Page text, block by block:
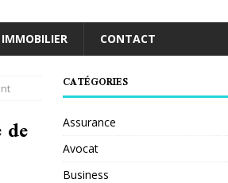
IMMOBILIER CONTACT
CATÉGORIES
Assurance
Avocat
Business